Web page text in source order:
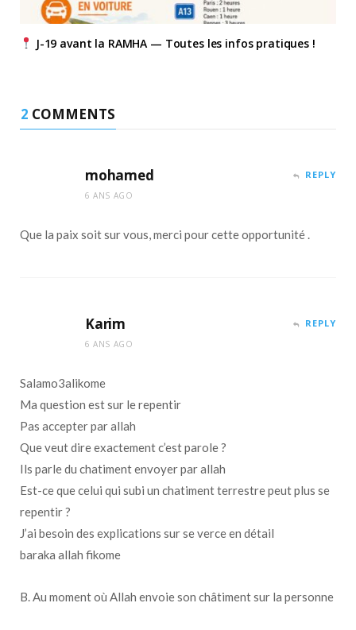
J-19 avant la RAMHA — Toutes les infos pratiques !
2 COMMENTS
mohamed
6 ANS AGO
REPLY
Que la paix soit sur vous, merci pour cette opportunité .
Karim
6 ANS AGO
REPLY
Salamo3alikome
Ma question est sur le repentir
Pas accepter par allah
Que veut dire exactement c’est parole ?
Ils parle du chatiment envoyer par allah
Est-ce que celui qui subi un chatiment terrestre peut plus se
repentir ?
J’ai besoin des explications sur se verce en détail
baraka allah fikome
B. Au moment où Allah envoie son châtiment sur la personne